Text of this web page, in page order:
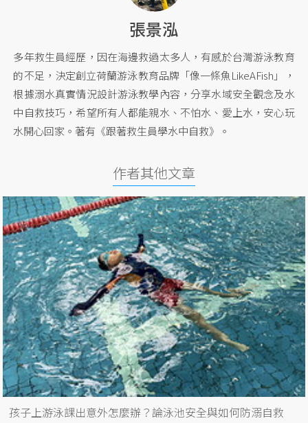
張景泓
多年救生員經歷，因在海邊救過太多人，有感於台灣游泳教育
的不足，決定創立荷蘭游泳教育品牌「像一條魚LikeAFish」，
根據溺水真實情況設計游泳教學內容，分享水域安全觀念及水
中自救技巧，希望所有人都能親水、不怕水、愛上水，安心玩
水開心回家。著有《跟著救生員學水中自救》。
作者其他文章
孩子上游泳課出意外怎麼辦？論泳池安全與如何防溺自救